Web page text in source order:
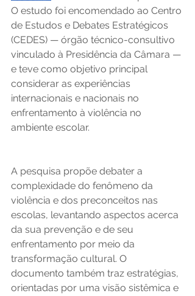
O estudo foi encomendado ao Centro
de Estudos e Debates Estratégicos
(CEDES) — órgão técnico-consultivo
vinculado à Presidência da Câmara —
e teve como objetivo principal
considerar as experiências
internacionais e nacionais no
enfrentamento à violência no
ambiente escolar.
A pesquisa propõe debater a
complexidade do fenômeno da
violência e dos preconceitos nas
escolas, levantando aspectos acerca
da sua prevenção e de seu
enfrentamento por meio da
transformação cultural. O
documento também traz estratégias,
orientadas por uma visão sistêmica e